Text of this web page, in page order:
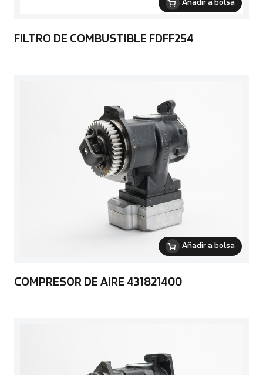
Añadir a bolsa
FILTRO DE COMBUSTIBLE FDFF254
Añadir a bolsa
COMPRESOR DE AIRE 431821400